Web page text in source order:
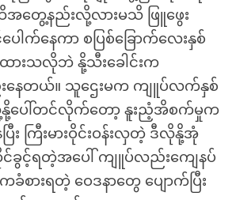
အတွေ့နည်းလို့လားမသိ ဖြူဖွေး
ပေါက်နေကာ စပြစ်ခြောက်လေးနှစ်
ားသလိုဘဲ နို့သီးခေါင်းက
ေတယ်။ သူဌေးမက ကျူပ်လက်နှစ်
ပေါ်တင်လိုက်တော့ နူးညံ့အိစက်မှုက
း ကြီးမားဝိုင်းဝန်းလှတဲ့ ဒီလိုနို့အုံ
င့်ရတဲ့အပေါ် ကျူပ်လည်းကျေနပ်
စားရတဲ့ ဝေဒနာတွေ ပျောက်ပြီး